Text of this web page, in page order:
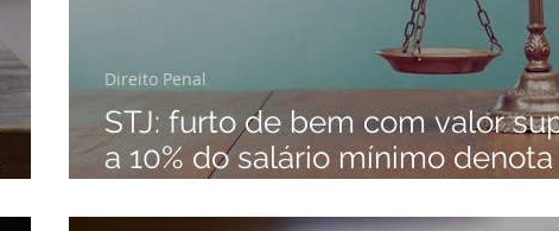
STJ: furto de bem com valor
a 10% do salário mínimo denota
Direito Penal